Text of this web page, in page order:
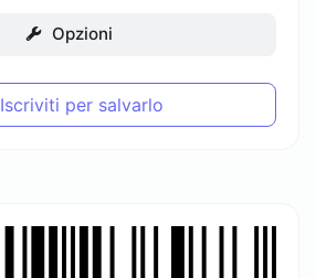
Opzioni
Iscriviti per salvarlo